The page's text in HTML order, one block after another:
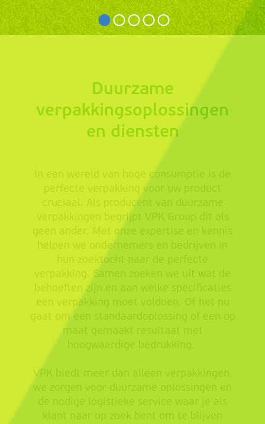
Duurzame
verpakkingsoplossingen
en diensten
In een wereld van hoge consumptie is de
perfecte verpakking voor uw product
cruciaal. Als producent van duurzame
verpakkingen begrijpt VPK Group dit als
geen ander. Met onze expertise en kennis
helpen we ondernemers en bedrijven in
hun zoektocht naar de perfecte
verpakking. Samen zoeken we uit wat de
behoeften zijn en aan welke specificaties
een verpakking moet voldoen. Of het nu
gaat om een standaardoplossing of een op
maat gemaakt resultaat met
VPK biedt meer dan alleen verpakkingen,
we zorgen voor duurzame oplossingen en